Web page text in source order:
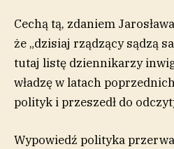
Cechą tą, zdaniem
że „dzisiaj rządzący sądzą
tutaj listę dziennikarzy
władzę w latach
polityk i przeszedł do
Wypowiedź polityka